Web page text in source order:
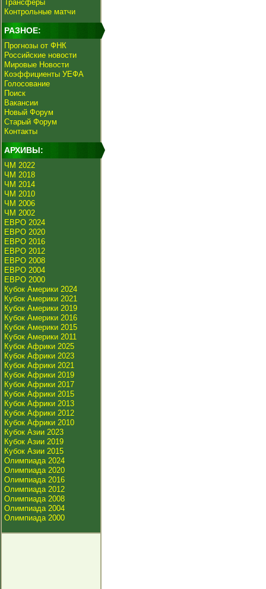
Трансферы
Контрольные матчи
РАЗНОЕ:
Прогнозы от ФНК
Российские новости
Мировые Новости
Коэффициенты УЕФА
Голосование
Поиск
Вакансии
Новый Форум
Старый Форум
Контакты
АРХИВЫ:
ЧМ 2022
ЧМ 2018
ЧМ 2014
ЧМ 2010
ЧМ 2006
ЧМ 2002
ЕВРО 2024
ЕВРО 2020
ЕВРО 2016
ЕВРО 2012
ЕВРО 2008
ЕВРО 2004
ЕВРО 2000
Кубок Америки 2024
Кубок Америки 2021
Кубок Америки 2019
Кубок Америки 2016
Кубок Америки 2015
Кубок Америки 2011
Кубок Африки 2025
Кубок Африки 2023
Кубок Африки 2021
Кубок Африки 2019
Кубок Африки 2017
Кубок Африки 2015
Кубок Африки 2013
Кубок Африки 2012
Кубок Африки 2010
Кубок Азии 2023
Кубок Азии 2019
Кубок Азии 2015
Олимпиада 2024
Олимпиада 2020
Олимпиада 2016
Олимпиада 2012
Олимпиада 2008
Олимпиада 2004
Олимпиада 2000